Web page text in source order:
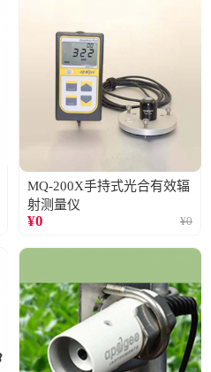
MQ-200X手持式光合有效辐
射测量仪
¥0 ¥0